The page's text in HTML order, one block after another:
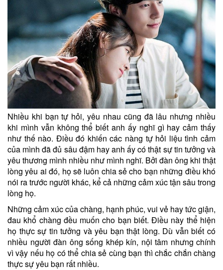
Nhiều khi bạn tự hỏi, yêu nhau cũng đã lâu nhưng nhiều
khi mình vẫn không thể biết anh ấy nghĩ gì hay cảm thấy
như thế nào. Điều đó khiến các nàng tự hỏi liệu tình cảm
của mình đã đủ sâu đậm hay anh ấy có thật sự tin tưởng và
yêu thương mình nhiều như mình nghĩ. Bởi đàn ông khi thật
lòng yêu ai đó, họ sẽ luôn chia sẻ cho bạn những điều khó
nói ra trước người khác, kể cả những cảm xúc tận sâu trong
lòng họ.
Những cảm xúc của chàng, hạnh phúc, vui vẻ hay tức giận,
đau khổ chàng đều muốn cho bạn biết. Điều này thể hiện
họ thực sự tin tưởng và yêu bạn thật lòng. Dù vẫn biết có
nhiều người đàn ông sống khép kín, nội tâm nhưng chính
vì vậy nếu họ có thể chia sẻ cùng bạn thì chắc chắn chàng
thực sự yêu bạn rất nhiều.